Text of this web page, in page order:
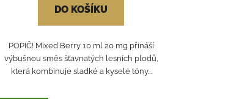
DO KOŠÍKU
POPIČ! Mixed Berry 10 ml 20 mg přináší
výbušnou směs šťavnatých lesních plodů,
která kombinuje sladké a kyselé tóny...